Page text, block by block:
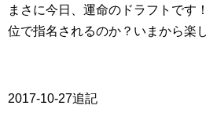
まさに今日、運命のドラフトです
位で指名されるのか？いまから楽
2017-10-27追記